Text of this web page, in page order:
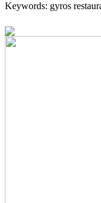
Keywords: gyros